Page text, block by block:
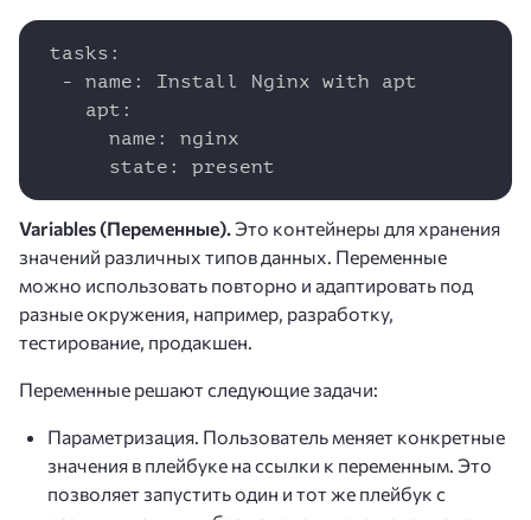
tasks:
  - name: Install Nginx with apt
    apt:
      name: nginx
      state: present
Variables (Переменные). Это контейнеры для хранения
значений различных типов данных. Переменные
можно использовать повторно и адаптировать под
разные окружения, например, разработку,
тестирование, продакшен.
Переменные решают следующие задачи:
Параметризация. Пользователь меняет конкретные
значения в плейбуке на ссылки к переменным. Это
позволяет запустить один и тот же плейбук с